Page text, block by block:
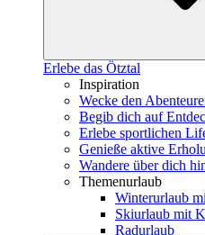
Erlebe das Ötztal
Inspiration
Wecke den
Begib dich auf
Erlebe sportlichen
Genieße aktive
Wandere über dich
Themenurlaub
Winterurlaub
Skiurlaub mit
Radurlaub